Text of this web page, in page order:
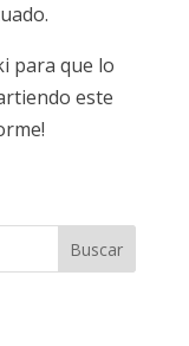
para que lo
este